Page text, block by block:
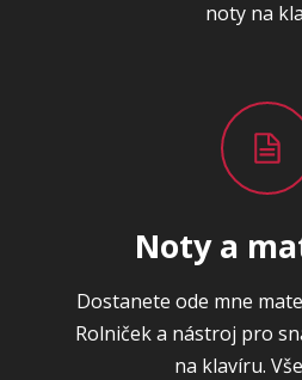
noty na
Noty a
Dostanete ode mne
Rolniček a nástroj pro
na klavíru.